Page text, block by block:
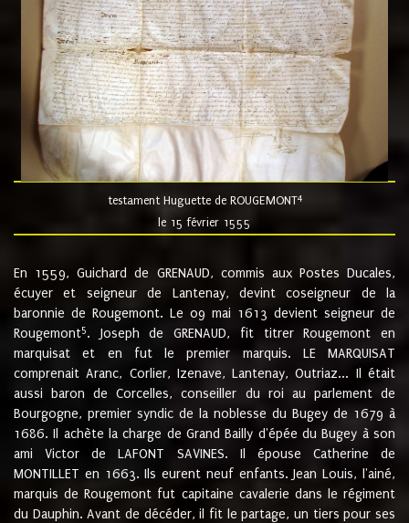
testament Huguette de ROUGEMONT4
le 15 février 1555
En 1559, Guichard de GRENAUD, commis aux Postes Ducales,
écuyer et seigneur de Lantenay, devint coseigneur de la
baronnie de Rougemont. Le 09 mai 1613 devient seigneur de
Rougemont5. Joseph de GRENAUD, fit titrer Rougemont en
marquisat et en fut le premier marquis. LE MARQUISAT
comprenait Aranc, Corlier, Izenave, Lantenay, Outriaz... Il était
aussi baron de Corcelles, conseiller du roi au parlement de
Bourgogne, premier syndic de la noblesse du Bugey de 1679 à
1686. Il achète la charge de Grand Bailly d'épée du Bugey à son
ami Victor de LAFONT SAVINES. Il épouse Catherine de
MONTILLET en 1663. Ils eurent neuf enfants. Jean Louis, l'ainé,
marquis de Rougemont fut capitaine cavalerie dans le régiment
du Dauphin. Avant de décéder, il fit le partage, un tiers pour ses